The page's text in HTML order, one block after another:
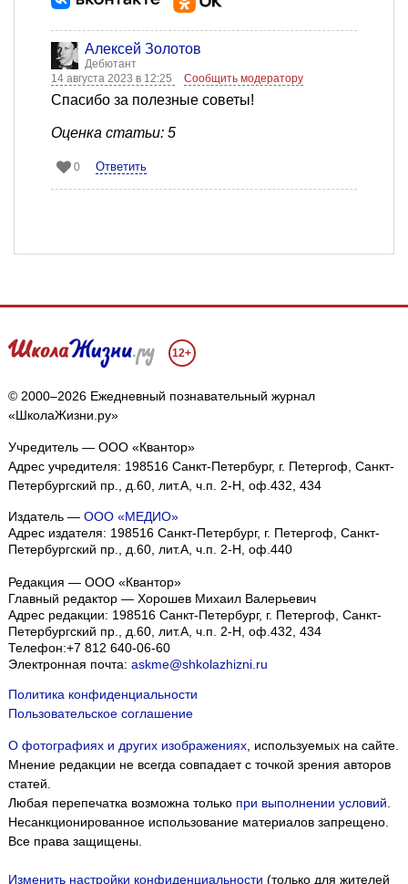
Алексей Золотов
Дебютант
14 августа 2023 в 12:25
Сообщить модератору
Спасибо за полезные советы!
Оценка статьи: 5
0 Ответить
12+
© 2000–2026 Ежедневный познавательный журнал
«ШколаЖизни.ру»
Учредитель — ООО «Квантор»
Адрес учредителя: 198516 Санкт-Петербург, г. Петергоф, Санкт-
Петербургский пр., д.60, лит.А, ч.п. 2-Н, оф.432, 434
Издатель — ООО «МЕДИО»
Адрес издателя: 198516 Санкт-Петербург, г. Петергоф, Санкт-
Петербургский пр., д.60, лит.А, ч.п. 2-Н, оф.440
Редакция — ООО «Квантор»
Главный редактор — Хорошев Михаил Валерьевич
Адрес редакции: 198516 Санкт-Петербург, г. Петергоф, Санкт-
Петербургский пр., д.60, лит.А, ч.п. 2-Н, оф.432, 434
Телефон:+7 812 640-06-60
Электронная почта: askme@shkolazhizni.ru
Политика конфиденциальности
Пользовательское соглашение
О фотографиях и других изображениях, используемых на сайте.
Мнение редакции не всегда совпадает с точкой зрения авторов
статей.
Любая перепечатка возможна только при выполнении условий.
Несанкционированное использование материалов запрещено.
Все права защищены.
Изменить настройки конфиденциальности (только для жителей